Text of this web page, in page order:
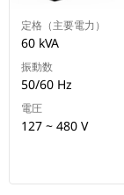
定格（主要電力）
60 kVA
振動数
50/60 Hz
電圧
127 ~ 480 V